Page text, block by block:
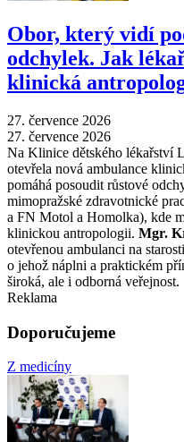
Obor, který vidí
odchylek. Jak
klinická
27. července 2026
27. července 2026
Na Klinice dětského lékařství
otevřela nová ambulance
pomáhá posoudit růstové
mimopražské zdravotnické
a FN Motol a Homolka), kde
klinickou antropologii. Mgr.
otevřenou ambulanci na
o jehož náplni a praktickém
široká, ale i odborná veřejnost.
Reklama
Doporučujeme
Z medicíny